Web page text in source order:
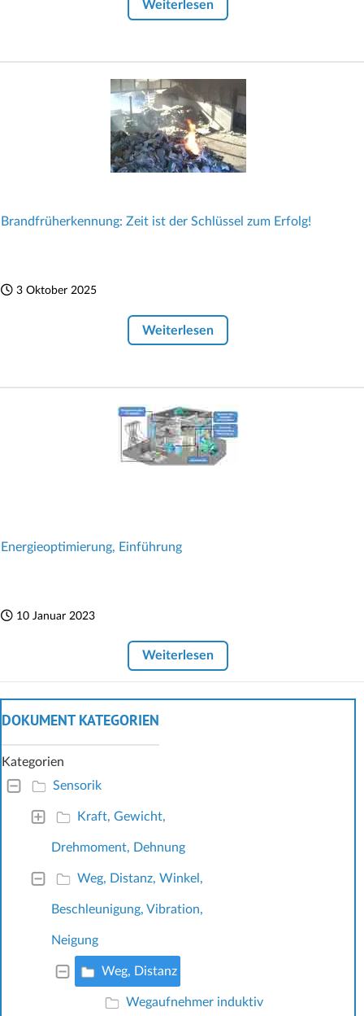
Weiterlesen
Brandfrüherkennung: Zeit ist der Schlüssel zum Erfolg!
3 Oktober 2025
Weiterlesen
Energieoptimierung, Einführung
10 Januar 2023
Weiterlesen
DOKUMENT KATEGORIEN
Kategorien
Sensorik
Kraft, Gewicht,
Drehmoment, Dehnung
Weg, Distanz, Winkel,
Beschleunigung, Vibration,
Neigung
Weg, Distanz
Wegaufnehmer induktiv